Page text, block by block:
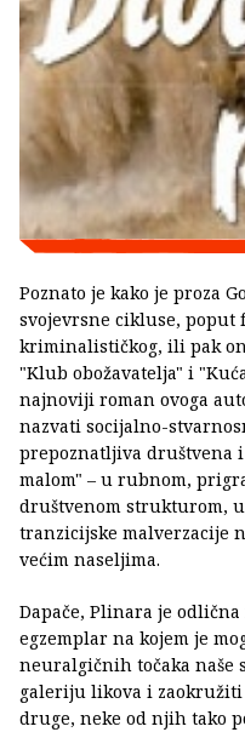
Poznato je kako je proza
svojevrsne cikluse, poput
kriminalističkog, ili pak
"Klub obožavatelja" i
najnoviji roman ovoga
nazvati socijalno-
prepoznatljiva društvena
malom" – u rubnom,
društvenom strukturom,
tranzicijske malverzacije
većim naseljima.
Dapače, Plinara je
egzemplar na kojem je
neuralgičnih točaka naše
galeriju likova i
druge, neke od njih tako